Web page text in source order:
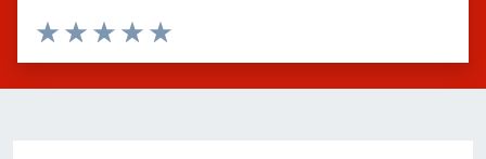
Valuta 5 stelle su 5
Valuta 4 stelle su 5
Valuta 3 stelle su 5
Valuta 2 stelle su 5
Valuta 1 stelle su 5